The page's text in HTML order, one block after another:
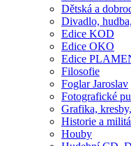
Dětská a
Divadlo,
Edice KOD
Edice OKO
Edice
Filosofie
Foglar Jaroslav
Fotografické
Grafika,
Historie a
Houby